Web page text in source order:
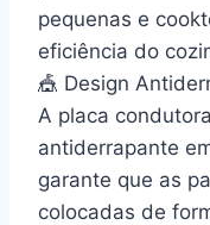
pequenas e
eficiência do
🎪 Design
A placa
antiderrapante
garante que as
colocadas de